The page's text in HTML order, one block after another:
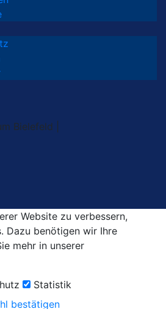
Bielefeld |
Website zu verbessern,
Dazu benötigen wir Ihre
mehr in unserer
Statistik
bestätigen